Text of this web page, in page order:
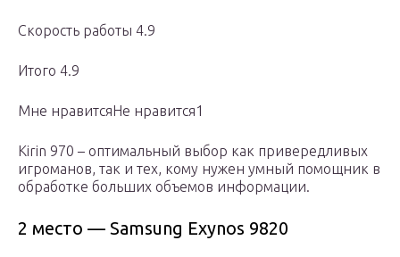
Скорость работы 4.9
Итого 4.9
Мне нравитсяНе нравится1
Kirin 970 – оптимальный выбор как привередливых
игроманов, так и тех, кому нужен умный помощник в
обработке больших объемов информации.
2 место — Samsung Exynos 9820